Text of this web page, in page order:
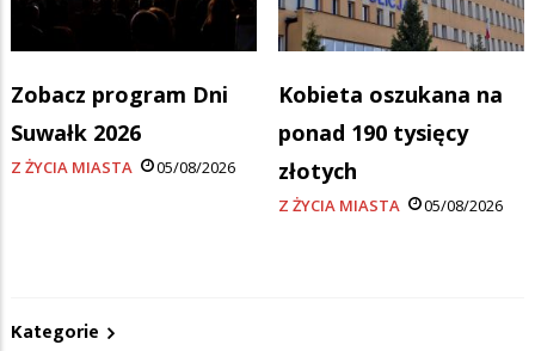
Zobacz program Dni
Suwałk 2026
Z ŻYCIA MIASTA 05/08/2026
Kobieta oszukana na
ponad 190 tysięcy
złotych
Z ŻYCIA MIASTA 05/08/2026
Kategorie